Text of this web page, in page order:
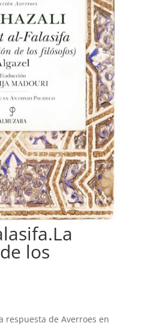
los
respuesta de Averroes en